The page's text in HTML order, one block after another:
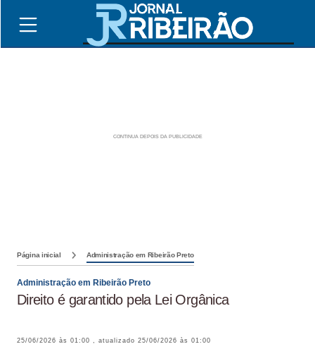
Página inicial Administração em Ribeirão Preto
Administração em Ribeirão Preto
Direito é garantido pela Lei Orgânica
25/06/2026 às 01:00 , atualizado 25/06/2026 às 01:00